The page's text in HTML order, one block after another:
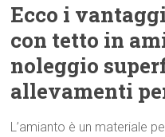
Ecco i
con tetto in
noleggio
allevamenti
L’amianto è un materiale